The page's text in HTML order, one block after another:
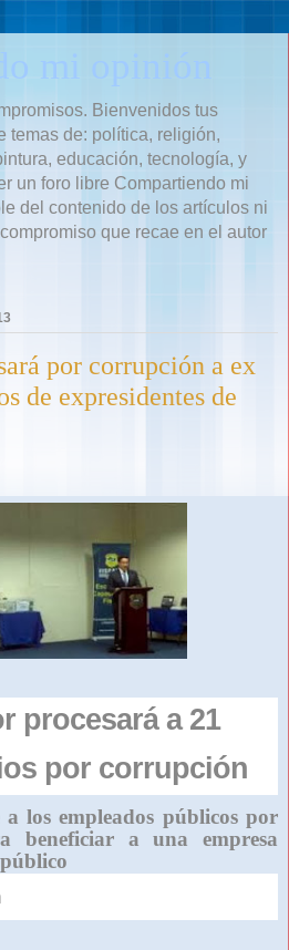
mi opinión
Bienvenidos tus
temas de: política, religión,
educación, tecnología, y
un foro libre Compartiendo mi
del contenido de los artículos ni
que recae en el autor
por corrupción a ex
de expresidentes de
procesará a 21
por corrupción
los empleados públicos por
beneficiar a una empresa